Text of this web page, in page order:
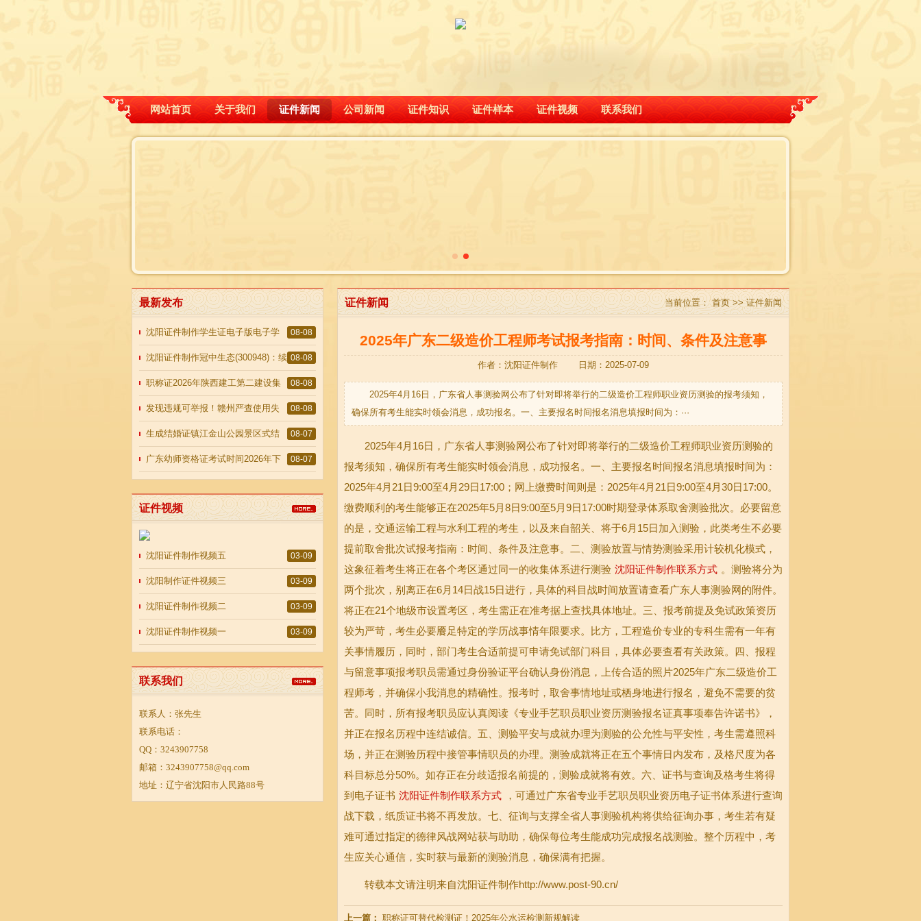
网站首页 关于我们 证件新闻 公司新闻 证件知识 证件样本 证件视频 联系我们
最新发布
08-08
沈阳证件制作学生证电子版电子学
生证-智慧校园终端产品让学生安 08-08
沈阳证件制作冠中生态(300948)：续
聘公司2026年度审 08-08
职称证2026年陕西建工第二建设集
团有限公司招聘公告（3人） 08-08
发现违规可举报！赣州严查使用失
效证件驾驶出租车经营活动 08-07
生成结婚证镇江金山公园景区式结
婚登记点正式启用 08-07
广东幼师资格证考试时间2026年下
证件视频
03-09
沈阳证件制作视频五
03-09
沈阳制作证件视频三
03-09
沈阳证件制作视频二
03-09
沈阳证件制作视频一
联系我们
联系人：张先生
联系电话：
QQ：3243907758
邮箱：3243907758@qq.com
地址：辽宁省沈阳市人民路88号
证件新闻 当前位置：首页>>证件新闻
2025年广东二级造价工程师考试报考指南：时间、条件及注意事
作者：沈阳证件制作 日期：2025-07-09
2025年4月16日，广东省人事测验网公布了针对即将举行的二级造价工程师职业资历测验的报考须知，
确保所有考生能实时领会消息，成功报名。一、主要报名时间报名消息填报时间为：···
2025年4月16日，广东省人事测验网公布了针对即将举行的二级造价工程师职业资历测验的
报考须知，确保所有考生能实时领会消息，成功报名。一、主要报名时间报名消息填报时间为：
2025年4月21日9:00至4月29日17:00；网上缴费时间则是：2025年4月21日9:00至4月30日17:00。
缴费顺利的考生能够正在2025年5月8日9:00至5月9日17:00时期登录体系取舍测验批次。必要留意
的是，交通运输工程与水利工程的考生，以及来自韶关、将于6月15日加入测验，此类考生不必要
提前取舍批次试报考指南：时间、条件及注意事。二、测验放置与情势测验采用计较机化模式，
这象征着考生将正在各个考区通过同一的收集体系进行测验 沈阳证件制作联系方式 。测验将分为
两个批次，别离正在6月14日战15日进行，具体的科目战时间放置请查看广东人事测验网的附件。
将正在21个地级市设置考区，考生需正在准考据上查找具体地址。三、报考前提及免试政策资历
较为严苛，考生必要餍足特定的学历战事情年限要求。比方，工程造价专业的专科生需有一年有
关事情履历，同时，部门考生合适前提可申请免试部门科目，具体必要查看有关政策。四、报程
与留意事项报考职员需通过身份验证平台确认身份消息，上传合适的照片2025年广东二级造价工
程师考，并确保小我消息的精确性。报考时，取舍事情地址或栖身地进行报名，避免不需要的贫
苦。同时，所有报考职员应认真阅读《专业手艺职员职业资历测验报名证真事项奉告许诺书》，
并正在报名历程中连结诚信。五、测验平安与成就办理为测验的公允性与平安性，考生需遵照科
场，并正在测验历程中接管事情职员的办理。测验成就将正在五个事情日内发布，及格尺度为各
科目标总分50%。如存正在分歧适报名前提的，测验成就将有效。六、证书与查询及格考生将得
到电子证书 沈阳证件制作联系方式
，可通过广东省专业手艺职员职业资历电子证书体系进行查询
战下载，纸质证书将不再发放。七、征询与支撑全省人事测验机构将供给征询办事，考生若有疑
难可通过指定的德律风战网站获与助助，确保每位考生能成功完成报名战测验。整个历程中，考
生应关心通信，实时获与最新的测验消息，确保满有把握。
转载本文请注明来自沈阳证件制作http://www.post-90.cn/
上一篇： 职称证可替代检测证！2025年公水运检测新规解读